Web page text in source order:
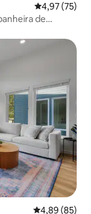
4,97 de uma
4,97 (75)
de
4,89 de uma
4,89 (85)